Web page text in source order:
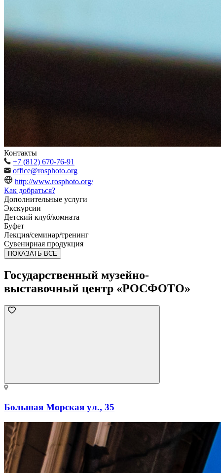
Контакты
+7 (812) 670-76-91
office@rosphoto.org
http://www.rosphoto.org/
Как добраться?
Дополнительные услуги
Экскурсии
Детский клуб/комната
Буфет
Лекция/семинар/тренинг
Сувенирная продукция
ПОКАЗАТЬ ВСЕ
Государственный музейно-
выставочный центр «РОСФОТО»
Большая Морская ул., 35